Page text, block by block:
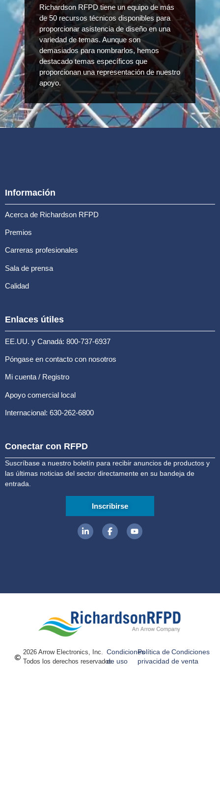
Richardson RFPD tiene un equipo de más
de 50 recursos técnicos disponibles para
proporcionar asistencia de diseño en una
variedad de temas. Aunque son
demasiados para nombrarlos, hemos
destacado temas específicos que
proporcionan una representación de nuestro
apoyo.
Información
Acerca de Richardson RFPD
Premios
Carreras profesionales
Sala de prensa
Calidad
Enlaces útiles
EE.UU. y Canadá: 800-737-6937
Póngase en contacto con nosotros
Mi cuenta / Registro
Apoyo comercial local
Internacional: 630-262-6800
Conectar con RFPD
Suscríbase a nuestro boletín para recibir anuncios de productos y
las últimas noticias del sector directamente en su bandeja de
entrada.
Inscribirse
2026 Arrow Electronics, Inc.
Todos los derechos reservados.
Condiciones
de uso
Política de
privacidad
Condiciones
de venta